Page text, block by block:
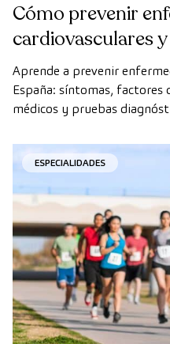
Cómo prevenir
cardiovasculares
Aprende a prevenir
España: síntomas, factores
médicos y pruebas
ESPECIALIDADES